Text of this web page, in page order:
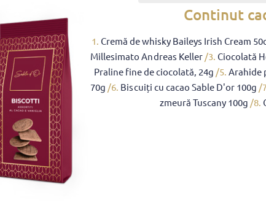
Continut
1. Cremă de whisky Baileys Irish Cream
Millesimato Andreas Keller /3. Ciocolată
Praline fine de ciocolată, 24g /5.Arahide
70g /6. Biscuiți cu cacao Sable D'or 100g /
zmeură Tuscany 100g /8.